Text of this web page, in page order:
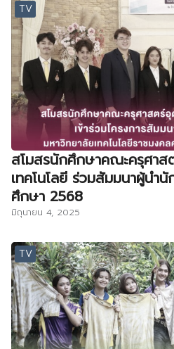
TV
สโมสรนักศึกษาคณะครุศาส
เทคโนโลยี ร่วมสัมมนาผู้นำ
ศึกษา 2568
มิถุนายน 4, 2025
TV